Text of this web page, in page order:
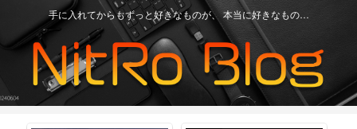
手に入れてからもずっと好きなものが、 本当に好きなもの…